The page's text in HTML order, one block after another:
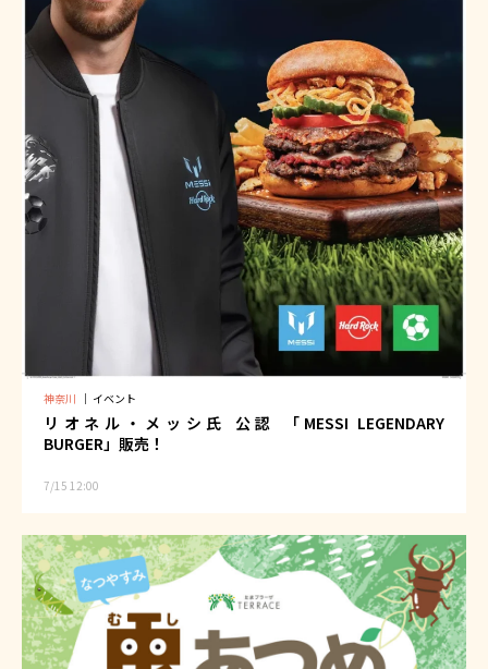
神奈川 ｜ イベント
リオネル・メッシ氏 公認 「MESSI LEGENDARY
BURGER」販売！
7/15 12:00